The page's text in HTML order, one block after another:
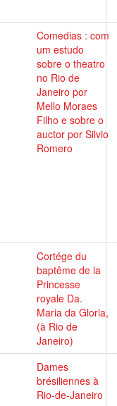
Comedias : com
um estudo
sobre o theatro
no Rio de
Janeiro por
Mello Moraes
Filho e sobre o
auctor por Silvio
Romero
Cortége du
baptême de la
Princesse
royale Da.
Maria da Gloria,
(à Rio de
Janeiro)
Dames
brésiliennes à
Rio-de-Janeiro